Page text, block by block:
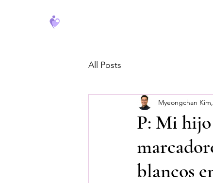
All Posts
P: Mi hijo
blancos
Myeongchan